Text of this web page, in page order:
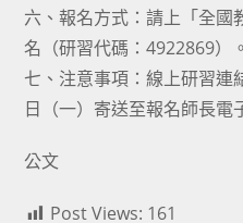
六、報名方式：請上「全國
名（研習代碼：4922869）。
七、注意事項：線上研習連
日（一）寄送至報名師長電
公文
Post Views: 161